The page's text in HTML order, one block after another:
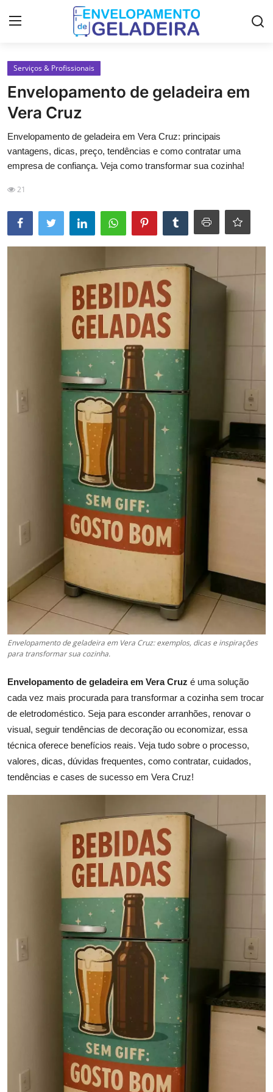
Login
Curso de Envelopamento de
Geladeira
Galeria
Serviços & Profissionais
Envelopamento de geladeira em
Vera Cruz
Envelopamento de geladeira em Vera Cruz: principais
vantagens, dicas, preço, tendências e como contratar uma
empresa de confiança. Veja como transformar sua cozinha!
21
Envelopamento de geladeira em Vera Cruz: exemplos, dicas e inspirações
para transformar sua cozinha.
Envelopamento de geladeira em Vera Cruz é uma solução
cada vez mais procurada para transformar a cozinha sem trocar
de eletrodoméstico. Seja para esconder arranhões, renovar o
visual, seguir tendências de decoração ou economizar, essa
técnica oferece benefícios reais. Veja tudo sobre o processo,
valores, dicas, dúvidas frequentes, como contratar, cuidados,
tendências e cases de sucesso em Vera Cruz!